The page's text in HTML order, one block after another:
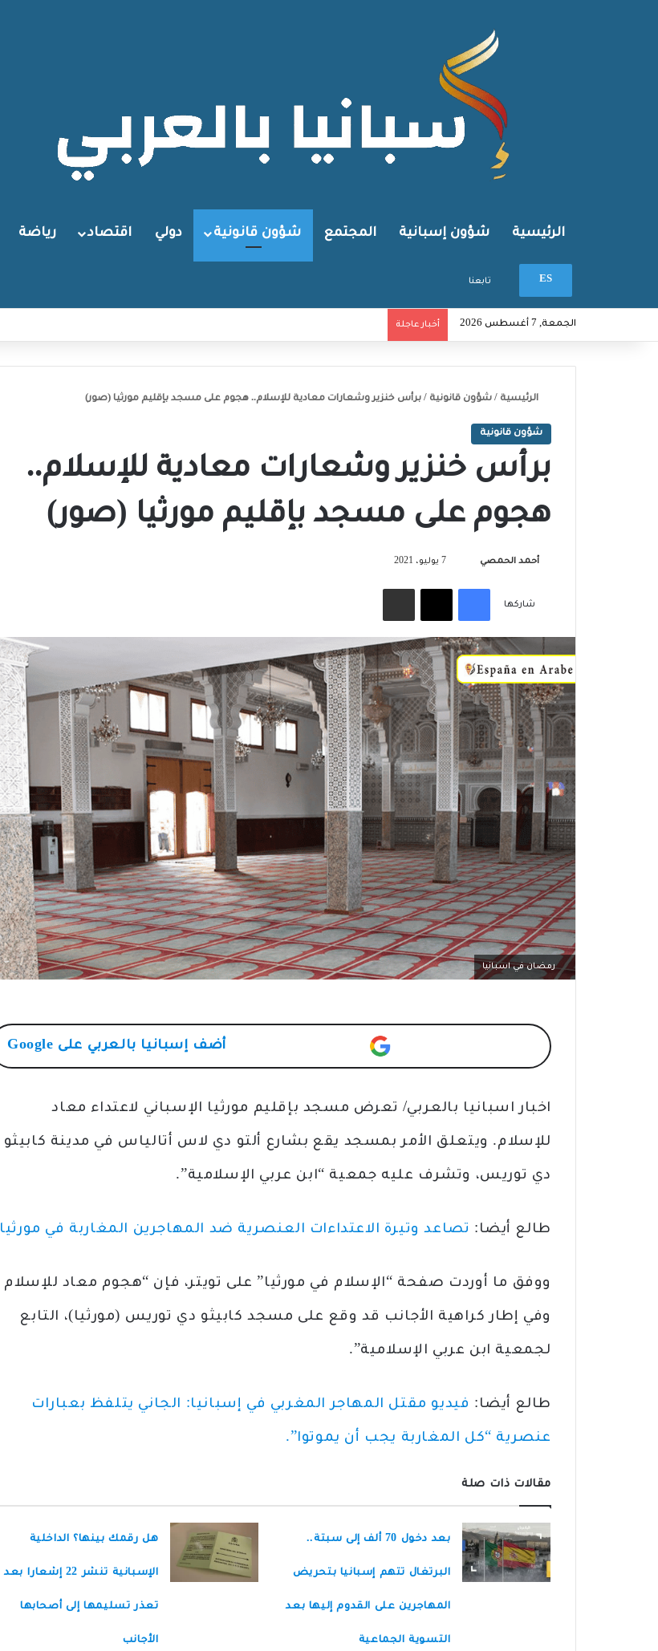
الرئيسية شؤون إسبانية المجتمع شؤون قانونية دولي اقتصاد رياضة
ES تابعنا
الجمعة, 7 أغسطس 2026 أخبار عاجلة
الرئيسية / شؤون قانونية / برأس خنزير وشعارات معادية للإسلام.. هجوم على مسجد بإقليم مورثيا (صور)
شؤون قانونية
برأس خنزير وشعارات معادية للإسلام..
هجوم على مسجد بإقليم مورثيا (صور)
أحمد الحمصي 7 يوليو، 2021
شاركها
فيسبوك‫X مشاركة عبر البريد
رمضان في اسبانيا
أضف إسبانيا بالعربي على Google
اخبار اسبانيا بالعربي/ تعرض مسجد بإقليم مورثيا الإسباني لاعتداء معاد
للإسلام. ويتعلق الأمر بمسجد يقع بشارع ألتو دي لاس أتالياس في مدينة كابيثو
دي توريس، وتشرف عليه جمعية “ابن عربي الإسلامية”.
طالع أيضا: تصاعد وتيرة الاعتداءات العنصرية ضد المهاجرين المغاربة في مورثيا
ووفق ما أوردت صفحة “الإسلام في مورثيا” على تويتر، فإن “هجوم معاد للإسلام
وفي إطار كراهية الأجانب قد وقع على مسجد كابيثو دي توريس (مورثيا)، التابع
لجمعية ابن عربي الإسلامية”.
طالع أيضا: فيديو مقتل المهاجر المغربي في إسبانيا: الجاني يتلفظ بعبارات
عنصرية “كل المغاربة يجب أن يموتوا”.
مقالات ذات صلة
بعد دخول 70 ألف إلى سبتة..
البرتغال تتهم إسبانيا بتحريض
المهاجرين على القدوم إليها بعد
التسوية الجماعية
هل رقمك بينها؟ الداخلية
الإسبانية تنشر 22 إشعارا بعد
تعذر تسليمها إلى أصحابها
الأجانب